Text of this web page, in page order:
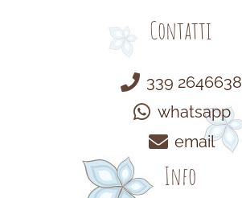
Contatti
339 2646638
whatsapp
email
Info